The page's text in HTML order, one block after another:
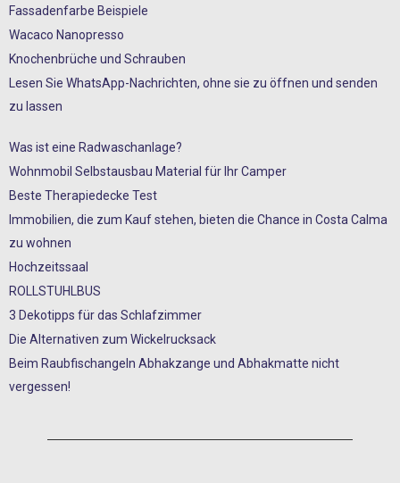
Fassadenfarbe Beispiele
Wacaco Nanopresso
Knochenbrüche und Schrauben
Lesen Sie WhatsApp-Nachrichten, ohne sie zu öffnen und senden
zu lassen
Was ist eine Radwaschanlage?
Wohnmobil Selbstausbau Material für Ihr Camper
Beste Therapiedecke Test
Immobilien, die zum Kauf stehen, bieten die Chance in Costa Calma
zu wohnen
Hochzeitssaal
ROLLSTUHLBUS
3 Dekotipps für das Schlafzimmer
Die Alternativen zum Wickelrucksack
Beim Raubfischangeln Abhakzange und Abhakmatte nicht
vergessen!